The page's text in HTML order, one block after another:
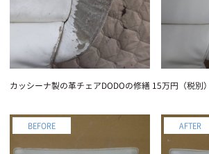
カッシーナ製の革チェアDODOの修繕 15万円（税別）